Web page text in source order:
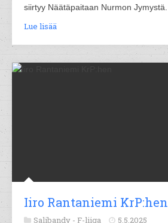
siirtyy Näätäpaitaan Nurmon Jymystä.
Lue lisää
Iiro Rantaniemi KrP:hen
Salibandy - F-liiga 5.5.2025